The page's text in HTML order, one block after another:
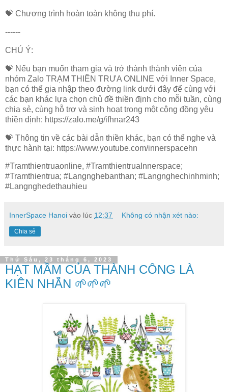
💝 Chương trình hoàn toàn không thu phí.
------
CHÚ Ý:
💝 Nếu bạn muốn tham gia và trở thành thành viên của
nhóm Zalo TRẠM THIỀN TRƯA ONLINE với Inner Space,
bạn có thể gia nhập theo đường link dưới đây để cùng với
các bạn khác lựa chọn chủ đề thiền định cho mỗi tuần, cùng
chia sẻ, cùng hỗ trợ và sinh hoạt trong một cộng đồng yêu
thiền định: https://zalo.me/g/ifhnar243
💝 Thông tin về các bài dẫn thiền khác, bạn có thể nghe và
thực hành tại: https://www.youtube.com/innerspacehn
#Tramthientruaonline, #TramthientruaInnerspace;
#Tramthientrua; #Langnghebanthan; #Langnghechinhminh;
#Langnghedethauhieu
InnerSpace Hanoi vào lúc 12:37 Không có nhận xét nào:
Chia sẻ
Thứ Sáu, 23 tháng 6, 2023
HẠT MẦM CỦA THÀNH CÔNG LÀ
KIÊN NHẪN 🌱🌱🌱